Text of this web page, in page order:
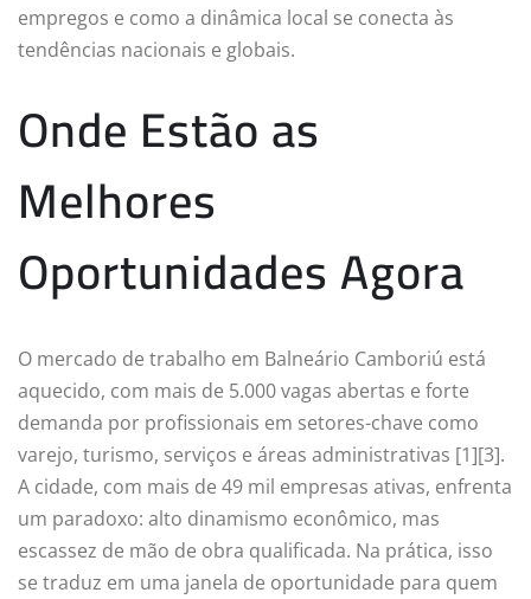
empregos e como a dinâmica local se conecta às
tendências nacionais e globais.
Onde Estão as
Melhores
Oportunidades Agora
O mercado de trabalho em Balneário Camboriú está
aquecido, com mais de 5.000 vagas abertas e forte
demanda por profissionais em setores-chave como
varejo, turismo, serviços e áreas administrativas [1][3].
A cidade, com mais de 49 mil empresas ativas, enfrenta
um paradoxo: alto dinamismo econômico, mas
escassez de mão de obra qualificada. Na prática, isso
se traduz em uma janela de oportunidade para quem